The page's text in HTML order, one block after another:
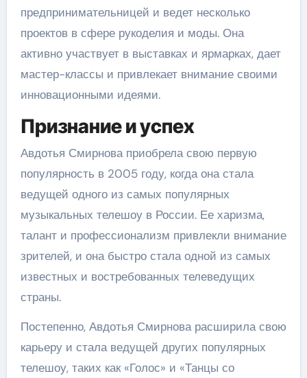
предпринимательницей и ведет несколько
проектов в сфере рукоделия и моды. Она
активно участвует в выставках и ярмарках, дает
мастер-классы и привлекает внимание своими
инновационными идеями.
Признание и успех
Авдотья Смирнова приобрела свою первую
популярность в 2005 году, когда она стала
ведущей одного из самых популярных
музыкальных телешоу в России. Ее харизма,
талант и профессионализм привлекли внимание
зрителей, и она быстро стала одной из самых
известных и востребованных телеведущих
страны.
Постепенно, Авдотья Смирнова расширила свою
карьеру и стала ведущей других популярных
телешоу, таких как «Голос» и «Танцы со